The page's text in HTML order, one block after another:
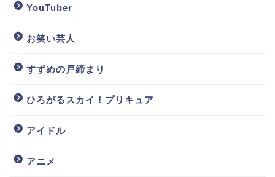
YouTuber
お笑い芸人
すずめの戸締まり
ひろがるスカイ！プリキュア
アイドル
アニメ